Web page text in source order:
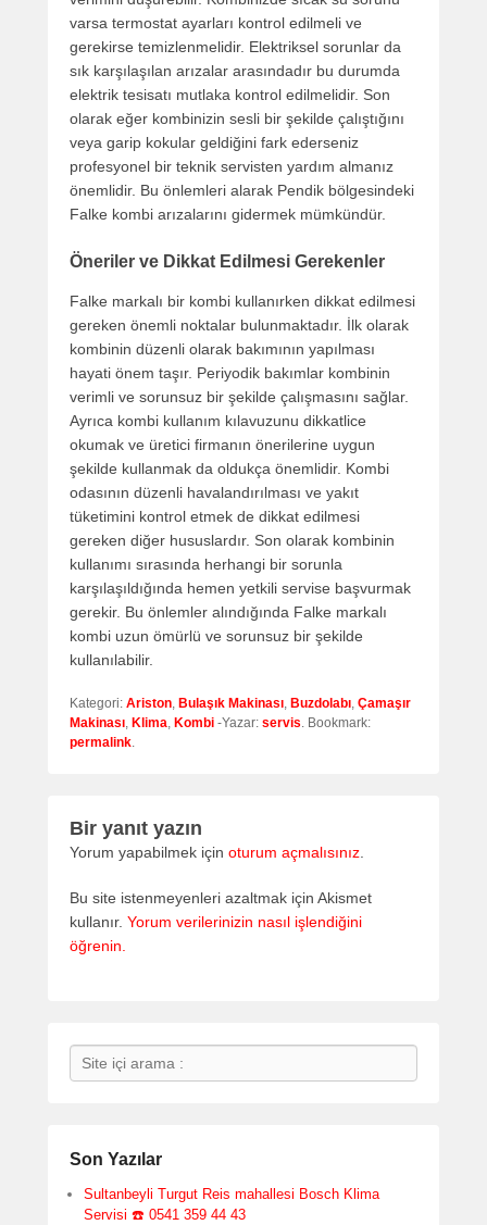
varsa termostat ayarları kontrol edilmeli ve
gerekirse temizlenmelidir. Elektriksel sorunlar da
sık karşılaşılan arızalar arasındadır bu durumda
elektrik tesisatı mutlaka kontrol edilmelidir. Son
olarak eğer kombinizin sesli bir şekilde çalıştığını
veya garip kokular geldiğini fark ederseniz
profesyonel bir teknik servisten yardım almanız
önemlidir. Bu önlemleri alarak Pendik bölgesindeki
Falke kombi arızalarını gidermek mümkündür.
Öneriler ve Dikkat Edilmesi Gerekenler
Falke markalı bir kombi kullanırken dikkat edilmesi
gereken önemli noktalar bulunmaktadır. İlk olarak
kombinin düzenli olarak bakımının yapılması
hayati önem taşır. Periyodik bakımlar kombinin
verimli ve sorunsuz bir şekilde çalışmasını sağlar.
Ayrıca kombi kullanım kılavuzunu dikkatlice
okumak ve üretici firmanın önerilerine uygun
şekilde kullanmak da oldukça önemlidir. Kombi
odasının düzenli havalandırılması ve yakıt
tüketimini kontrol etmek de dikkat edilmesi
gereken diğer hususlardır. Son olarak kombinin
kullanımı sırasında herhangi bir sorunla
karşılaşıldığında hemen yetkili servise başvurmak
gerekir. Bu önlemler alındığında Falke markalı
kombi uzun ömürlü ve sorunsuz bir şekilde
kullanılabilir.
Kategori: Ariston, Bulaşık Makinası, Buzdolabı, Çamaşır
Makinası, Klima, Kombi -Yazar: servis. Bookmark:
permalink.
Bir yanıt yazın
Yorum yapabilmek için oturum açmalısınız
Bu site istenmeyenleri azaltmak için Akismet
kullanır. Yorum verilerinizin nasıl işlendiğini
öğrenin.
Search
Son Yazılar
Sultanbeyli Turgut Reis mahallesi Bosch Klima
Servisi ☎️ 0541 359 44 43